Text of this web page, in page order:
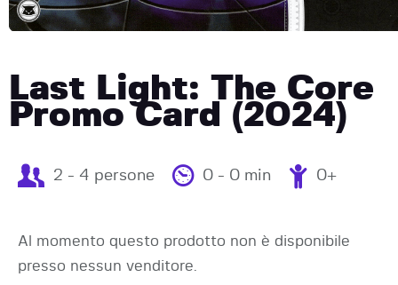
Last Light: The Core
Promo Card (2024)
2 - 4 persone 0 - 0 min 0+
Al momento questo prodotto non è disponibile
presso nessun venditore.